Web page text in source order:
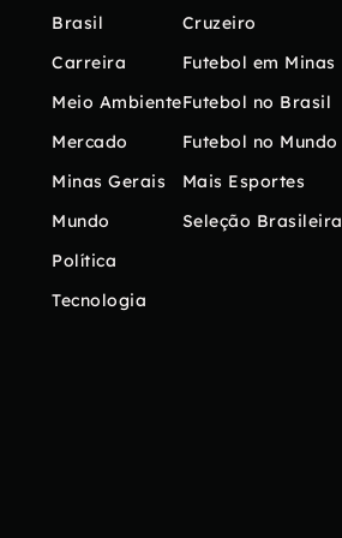
Brasil
Carreira
Meio Ambiente
Mercado
Minas Gerais
Mundo
Política
Tecnologia
Cruzeiro
Futebol em Minas
Futebol no Brasil
Futebol no Mundo
Mais Esportes
Seleção Brasileira